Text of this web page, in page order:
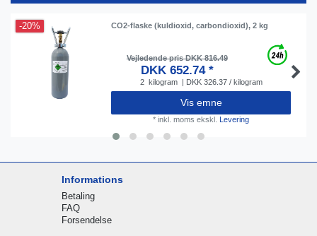
-20% CO2-flaske (kuldioxid, carbondioxid), 2 kg
Vejledende pris DKK 816.49
DKK 652.74 *
2 kilogram | DKK 326.37 / kilogram
Vis emne
* inkl. moms ekskl. Levering
Informations
Betaling
FAQ
Forsendelse